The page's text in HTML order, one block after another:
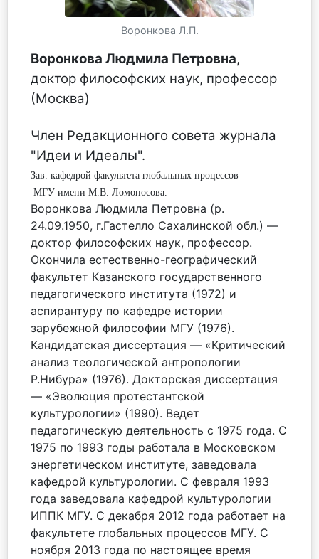
Воронкова Л.П.
Воронкова Людмила Петровна,
доктор философских наук, профессор
(Москва)
Член Редакционного совета журнала
"Идеи и Идеалы".
Зав. кафедрой факультета глобальных процессов
МГУ имени М.В. Ломоносова.
Воронкова Людмила Петровна (р.
24.09.1950, г.Гастелло Сахалинской обл.) —
доктор философских наук, профессор.
Окончила естественно-географический
факультет Казанского государственного
педагогического института (1972) и
аспирантуру по кафедре истории
зарубежной философии МГУ (1976).
Кандидатская диссертация — «Критический
анализ теологической антропологии
Р.Нибура» (1976). Докторская диссертация
— «Эволюция протестантской
культурологии» (1990). Ведет
педагогическую деятельность с 1975 года. С
1975 по 1993 годы работала в Московском
энергетическом институте, заведовала
кафедрой культурологии. С февраля 1993
года заведовала кафедрой культурологии
ИППК МГУ. С декабря 2012 года работает на
факультете глобальных процессов МГУ. С
ноября 2013 года по настоящее время